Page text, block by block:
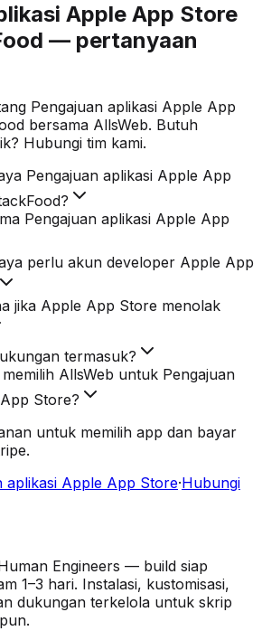
Apple App Store
— pertanyaan
Pengajuan aplikasi Apple App
bersama AllsWeb. Butuh
Hubungi tim kami.
Pengajuan aplikasi Apple App
Pengajuan aplikasi Apple App
perlu akun developer Apple App
jika Apple App Store menolak
termasuk?
AllsWeb untuk Pengajuan
Store?
untuk memilih app dan bayar
aplikasi Apple App Store·Hubungi
Engineers — build siap
1–3 hari. Instalasi, kustomisasi,
dukungan terkelola untuk skrip